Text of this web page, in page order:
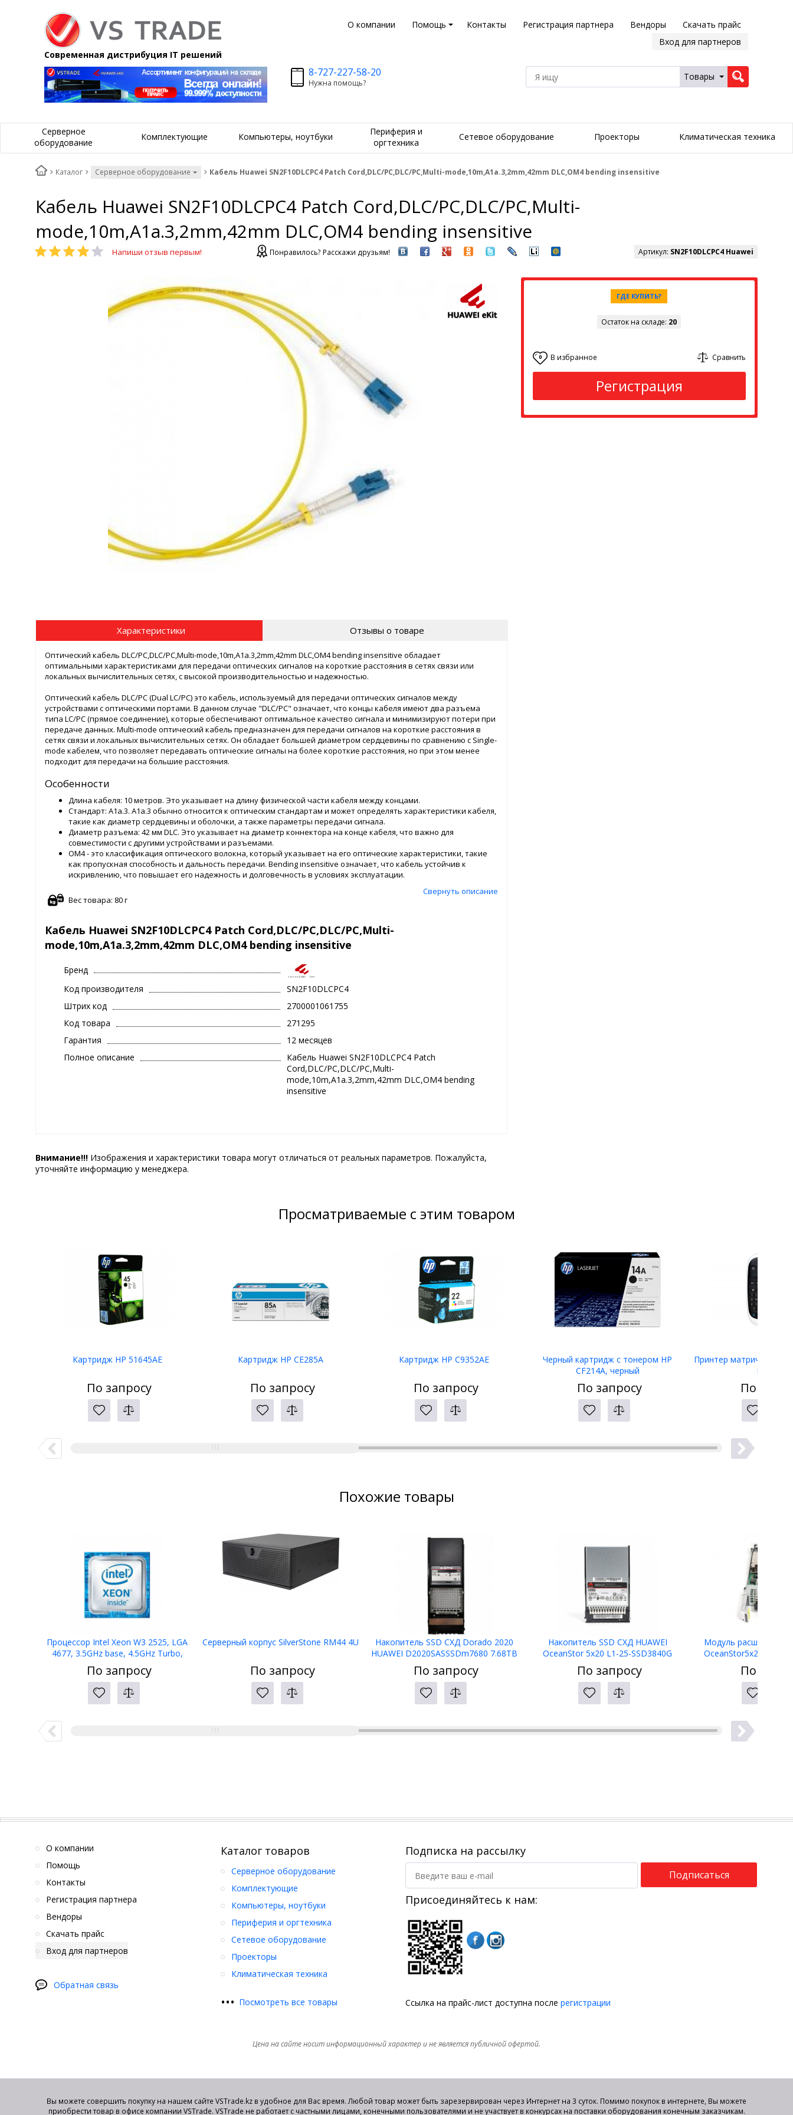
О компании Помощь Контакты Регистрация партнера Вендоры
Скачать прайс
Вход для партнеров
Современная дистрибуция IT решений
8-727-227-58-20
Нужна помощь?
Товары
Серверное
оборудование
Комплектующие Компьютеры, ноутбуки
Периферия и
оргтехника
Сетевое оборудование Проекторы Климатическая техника
Каталог Серверное оборудование Кабель Huawei SN2F10DLCPC4 Patch Cord,DLC/PC,DLC/PC,Multi-mode,10m,A1a.3,2mm,42mm DLC,OM4 bending insensitive
Кабель Huawei SN2F10DLCPC4 Patch Cord,DLC/PC,DLC/PC,Multi-
mode,10m,A1a.3,2mm,42mm DLC,OM4 bending insensitive
Напиши отзыв первым! Понравилось? Расскажи друзьям! Артикул: SN2F10DLCPC4 Huawei
ГДЕ КУПИТЬ?
Остаток на складе: 20
0 В избранное Сравнить
Регистрация
Характеристики Отзывы о товаре
Оптический кабель DLC/PC,DLC/PC,Multi-mode,10m,A1a.3,2mm,42mm DLC,OM4 bending insensitive обладает
оптимальными характеристиками для передачи оптических сигналов на короткие расстояния в сетях связи или
локальных вычислительных сетях, с высокой производительностью и надежностью.
Оптический кабель DLC/PC (Dual LC/PC) это кабель, используемый для передачи оптических сигналов между
устройствами с оптическими портами. В данном случае "DLC/PC" означает, что концы кабеля имеют два разъема
типа LC/PC (прямое соединение), которые обеспечивают оптимальное качество сигнала и минимизируют потери при
передаче данных. Multi-mode оптический кабель предназначен для передачи сигналов на короткие расстояния в
сетях связи и локальных вычислительных сетях. Он обладает большей диаметром сердцевины по сравнению с Single-
mode кабелем, что позволяет передавать оптические сигналы на более короткие расстояния, но при этом менее
подходит для передачи на большие расстояния.
Особенности
Длина кабеля: 10 метров. Это указывает на длину физической части кабеля между концами.
Стандарт: A1a.3. A1a.3 обычно относится к оптическим стандартам и может определять характеристики кабеля,
такие как диаметр сердцевины и оболочки, а также параметры передачи сигнала.
Диаметр разъема: 42 мм DLC. Это указывает на диаметр коннектора на конце кабеля, что важно для
совместимости с другими устройствами и разъемами.
OM4 - это классификация оптического волокна, который указывает на его оптические характеристики, такие
как пропускная способность и дальность передачи. Bending insensitive означает, что кабель устойчив к
искривлению, что повышает его надежность и долговечность в условиях эксплуатации.
Свернуть описание
Вес товара: 80 г
Кабель Huawei SN2F10DLCPC4 Patch Cord,DLC/PC,DLC/PC,Multi-
mode,10m,A1a.3,2mm,42mm DLC,OM4 bending insensitive
Бренд
Код производителя
SN2F10DLCPC4
Штрих код
2700001061755
Код товара
271295
Гарантия
12 месяцев
Полное описание
Кабель Huawei SN2F10DLCPC4 Patch
Cord,DLC/PC,DLC/PC,Multi-
mode,10m,A1a.3,2mm,42mm DLC,OM4 bending
insensitive
Внимание!!! Изображения и характеристики товара могут отличаться от реальных параметров. Пожалуйста,
уточняйте информацию у менеджера.
Просматриваемые с этим товаром
Картридж HP 51645AE
По запросу
Картридж HP CE285A
По запросу
Картридж HP C9352AE
По запросу
Черный картридж с тонером HP
CF214A, черный
По запросу
Принтер матричный
LW-400
По
Похожие товары
Процессор Intel Xeon W3 2525, LGA
4677, 3.5GHz base, 4.5GHz Turbo,
8С/16Е, 22.5MB L3, PK8071305502400
По запросу
Серверный корпус SilverStone RM44 4U
По запросу
Накопитель SSD СХД Dorado 2020
HUAWEI D2020SASSSDm7680 7.68TB
SSD SAS Disk Unit (2.5") 02356HAU
По запросу
Накопитель SSD СХД HUAWEI
OceanStor 5x20 L1-25-SSD3840G
3.84TB SSD SAS Disk Unit (2.5")
02356TMT
По запросу
Модуль расширения
OceanStor5x20/
SIO4*32FC-ML (4*ports
32Gb FC,
По
О компании
Помощь
Контакты
Регистрация партнера
Вендоры
Скачать прайс
Вход для партнеров
Обратная связь
Каталог товаров
Серверное оборудование
Комплектующие
Компьютеры, ноутбуки
Периферия и оргтехника
Сетевое оборудование
Проекторы
Климатическая техника
••• Посмотреть все товары
Подписка на рассылку
Подписаться
Присоединяйтесь к нам:
Ссылка на прайс-лист доступна после регистрации
Цена на сайте носит информационный характер и не является публичной офертой.
Вы можете совершить покупку на нашем сайте VSTrade.kz в удобное для Вас время. Любой товар может быть зарезервирован через Интернет на 3 суток. Помимо покупок в интернете, Вы можете
приобрести товар в офисе компании VSTrade. VSTrade не работает с частными лицами, конечными пользователями и не участвует в конкурсах на поставки оборудования конечным заказчикам.